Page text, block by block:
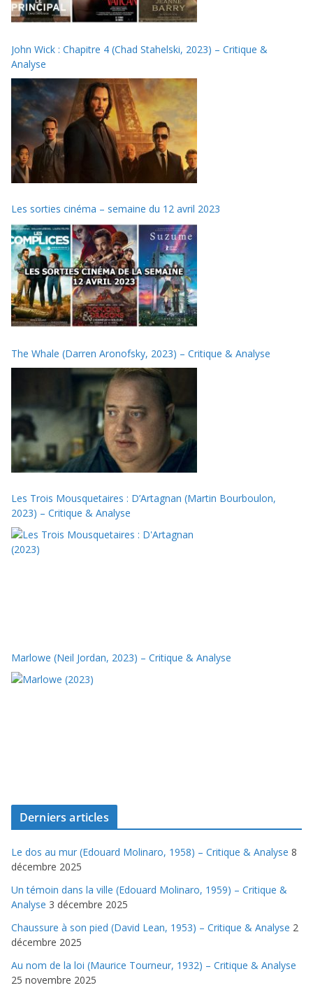
John Wick : Chapitre 4 (Chad Stahelski, 2023) – Critique &
Analyse
Les sorties cinéma – semaine du 12 avril 2023
The Whale (Darren Aronofsky, 2023) – Critique & Analyse
Les Trois Mousquetaires : D’Artagnan (Martin Bourboulon,
2023) – Critique & Analyse
Marlowe (Neil Jordan, 2023) – Critique & Analyse
Derniers articles
Le dos au mur (Edouard Molinaro, 1958) – Critique & Analyse 8
décembre 2025
Un témoin dans la ville (Edouard Molinaro, 1959) – Critique &
Analyse 3 décembre 2025
Chaussure à son pied (David Lean, 1953) – Critique & Analyse 2
décembre 2025
Au nom de la loi (Maurice Tourneur, 1932) – Critique & Analyse
25 novembre 2025